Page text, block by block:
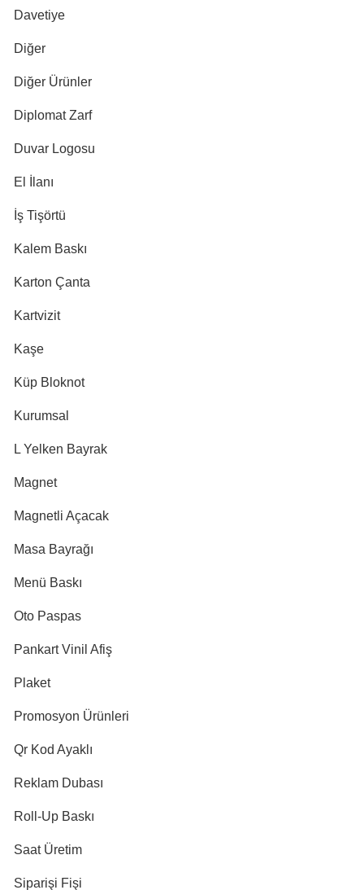
Davetiye
Diğer
Diğer Ürünler
Diplomat Zarf
Duvar Logosu
El İlanı
İş Tişörtü
Kalem Baskı
Karton Çanta
Kartvizit
Kaşe
Küp Bloknot
Kurumsal
L Yelken Bayrak
Magnet
Magnetli Açacak
Masa Bayrağı
Menü Baskı
Oto Paspas
Pankart Vinil Afiş
Plaket
Promosyon Ürünleri
Qr Kod Ayaklı
Reklam Dubası
Roll-Up Baskı
Saat Üretim
Siparişi Fişi